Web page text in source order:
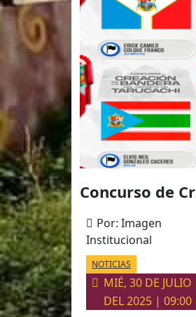
Concurso de
Por: Imagen
Institucional
NOTICIAS
MIÉ, 30 DE JULIO
DEL 2025 | 09:00